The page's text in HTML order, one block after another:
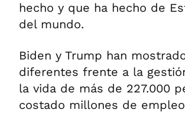
hecho y que ha hecho de
del mundo.
Biden y Trump han
diferentes frente a la
la vida de más de 227.000
costado millones de